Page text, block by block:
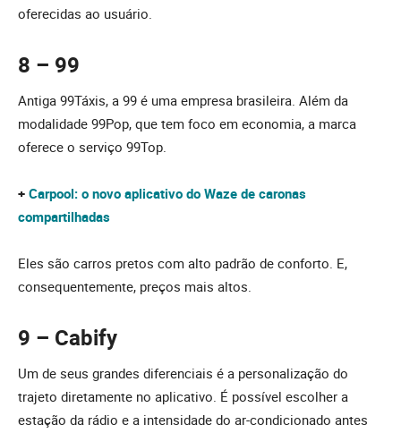
oferecidas ao usuário.
8 – 99
Antiga 99Táxis, a 99 é uma empresa brasileira. Além da
modalidade 99Pop, que tem foco em economia, a marca
oferece o serviço 99Top.
+ Carpool: o novo aplicativo do Waze de caronas
compartilhadas
Eles são carros pretos com alto padrão de conforto. E,
consequentemente, preços mais altos.
9 – Cabify
Um de seus grandes diferenciais é a personalização do
trajeto diretamente no aplicativo. É possível escolher a
estação da rádio e a intensidade do ar-condicionado antes